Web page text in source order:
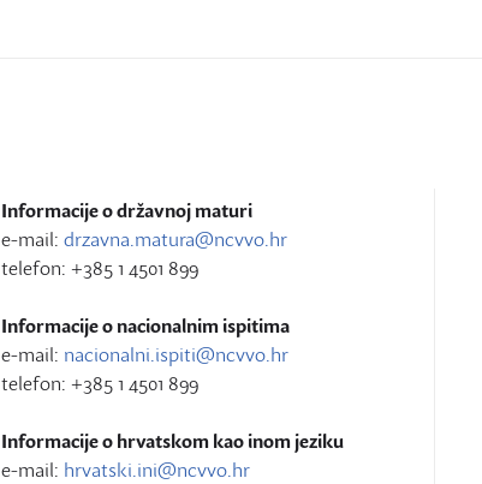
Informacije o državnoj maturi
e-mail: drzavna.matura@ncvvo.hr
telefon: +385 1 4501 899
Informacije o nacionalnim ispitima
e-mail: nacionalni.ispiti@ncvvo.hr
telefon: +385 1 4501 899
Informacije o hrvatskom kao inom jeziku
e-mail: hrvatski.ini@ncvvo.hr